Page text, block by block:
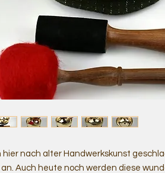
hier nach alter Handwerkskunst
an. Auch heute noch werden diese